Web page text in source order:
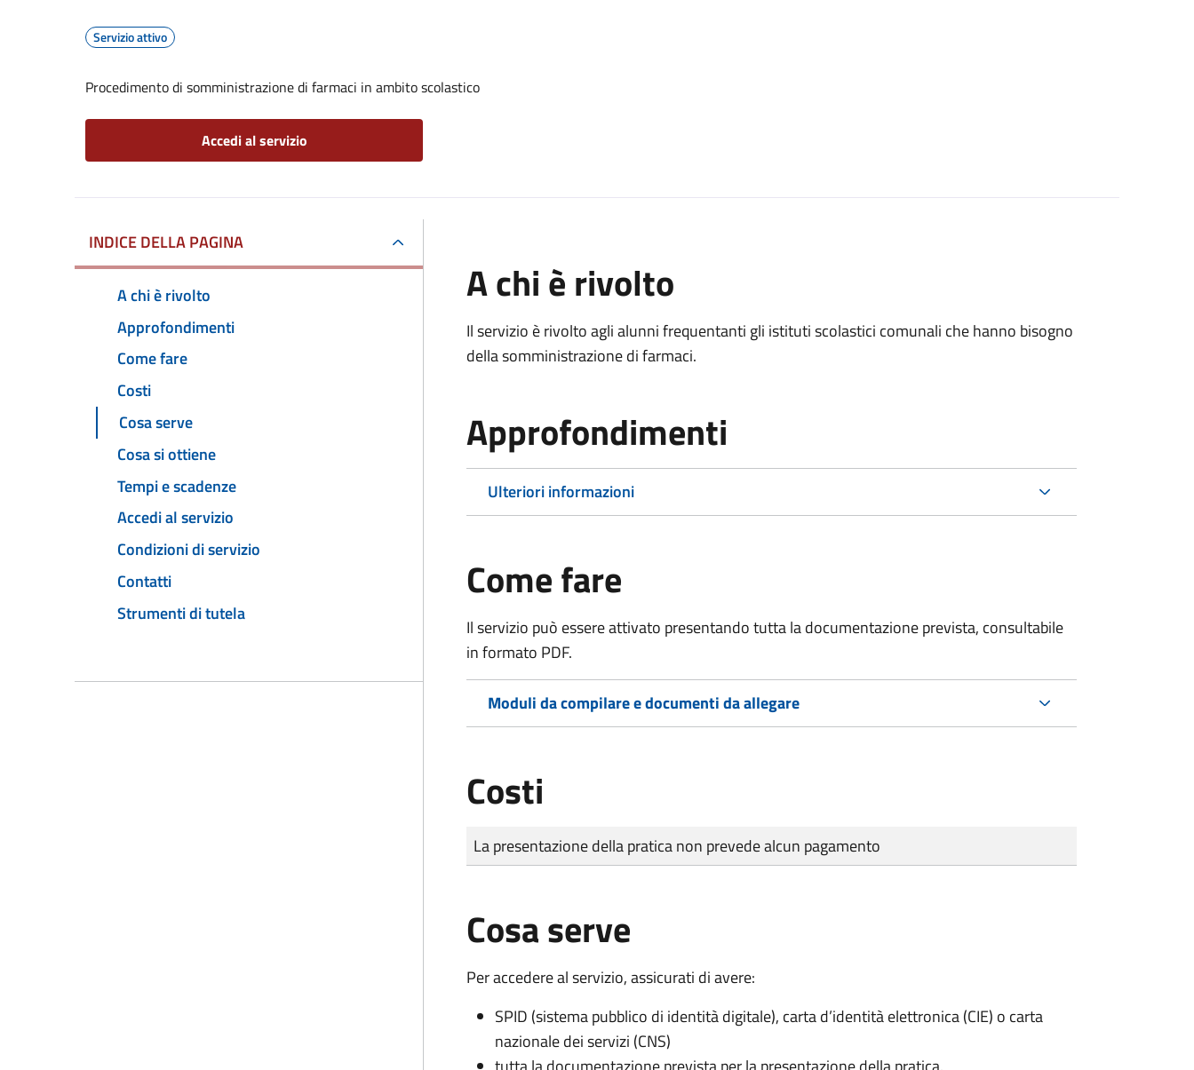
Servizio attivo
Procedimento di somministrazione di farmaci in ambito scolastico
Accedi al servizio
INDICE DELLA PAGINA
A chi è rivolto
Approfondimenti
Come fare
Costi
Cosa serve
Cosa si ottiene
Tempi e scadenze
Accedi al servizio
Condizioni di servizio
Contatti
Strumenti di tutela
A chi è rivolto
Il servizio è rivolto agli alunni frequentanti gli istituti scolastici comunali che hanno bisogno
della somministrazione di farmaci.
Approfondimenti
Ulteriori informazioni
Come fare
Il servizio può essere attivato presentando tutta la documentazione prevista, consultabile
in formato PDF.
Moduli da compilare e documenti da allegare
Costi
Tipo di pagamento
Importo
La presentazione della pratica non prevede alcun pagamento
Cosa serve
Per accedere al servizio, assicurati di avere:
SPID (sistema pubblico di identità digitale), carta d’identità elettronica (CIE) o carta
nazionale dei servizi (CNS)